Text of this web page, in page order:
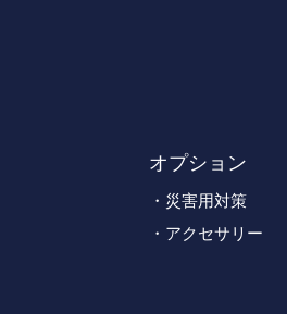
オプション
災害用対策
アクセサリー